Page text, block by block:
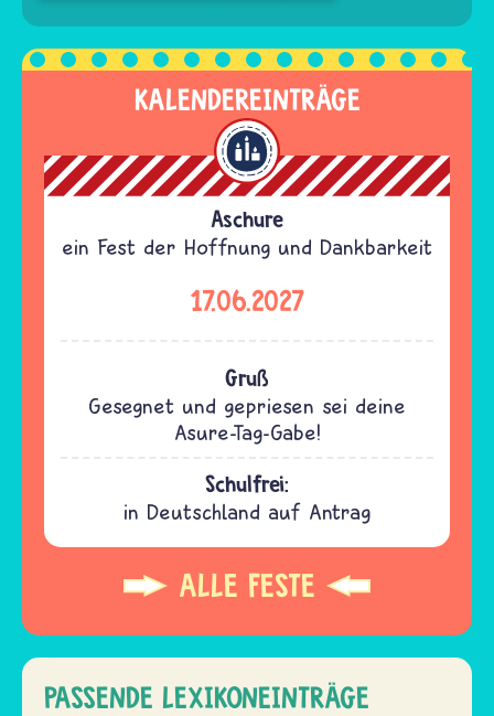
KALENDEREINTRÄGE
Aschure
ein Fest der Hoffnung und Dankbarkeit
17.06.2027
Gruß
Gesegnet und gepriesen sei deine
Asure-Tag-Gabe!
Schulfrei:
in Deutschland auf Antrag
ALLE FESTE
PASSENDE LEXIKONEINTRÄGE